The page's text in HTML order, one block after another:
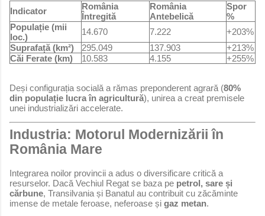
Indicator
România
Întregită
România
Antebelică
Spor
%
Populație (mii
loc.)
14.670 7.222
+203%
Suprafață (km²)
295.049 137.903
+213%
Căi Ferate (km)
10.583 4.155 +255%
Deși configurația socială a rămas preponderent agrară (80%
din populație lucra în agricultură), unirea a creat premisele
unei industrializări accelerate.
Industria: Motorul Modernizării în
România Mare
Integrarea noilor provincii a adus o diversificare critică a
resurselor. Dacă Vechiul Regat se baza pe petrol, sare și
cărbune, Transilvania și Banatul au contribuit cu zăcăminte
imense de metale feroase, neferoase și gaz metan.